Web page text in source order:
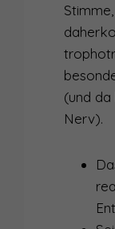
(und
Nerv).